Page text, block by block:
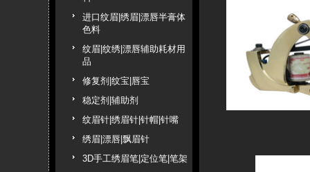
进口纹眉|绣眉|漂唇半膏体
色料
纹眉|纹绣|漂唇辅助耗材用
品
修复剂|纹宝|唇宝
稳定剂|辅助剂
纹眉针|绣眉针|针帽|针嘴
绣眉|漂唇|飘眉针
3D手工绣眉笔|定位笔|笔架